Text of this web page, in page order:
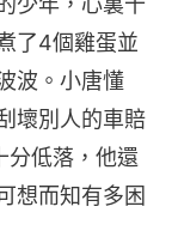
了4個雞蛋並
波。小唐懂
壞別人的車賠
分低落，他還
想而知有多困